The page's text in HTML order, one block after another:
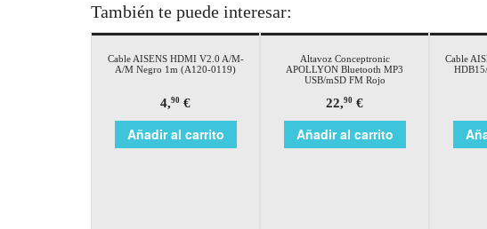
También te puede interesar:
Cable AISENS HDMI V2.0 A/M-
A/M Negro 1m (A120-0119)
4,90 €
Añadir al carrito
Altavoz Conceptronic
APOLLYON Bluetooth MP3
USB/mSD FM Rojo
22,90 €
Añadir al carrito
Cable